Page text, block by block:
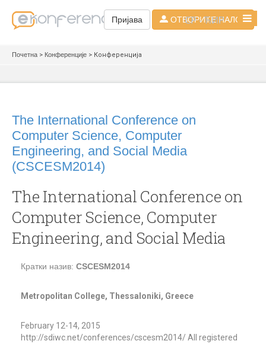
Пријава ОТВОРИТЕ НАЛОГ
СР - ЋИР
Почетна > Конференције > Конференција
The International Conference on
Computer Science, Computer
Engineering, and Social Media
(CSCESM2014)
The International Conference on
Computer Science, Computer
Engineering, and Social Media
Кратки назив: CSCESM2014
Metropolitan College, Thessaloniki, Greece
February 12-14, 2015
http://sdiwc.net/conferences/cscesm2014/ All registered